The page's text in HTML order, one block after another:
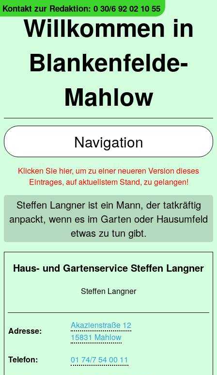
Willkommen in
Blankenfelde-
Mahlow
Kontakt zur Redaktion: 0 30/6 92 02 10 55
Navigation
Klicken Sie hier, um zu einer neueren Version dieses
Eintrages, auf aktuellstem Stand, zu gelangen!
Steffen Langner ist ein Mann, der tatkräftig
anpackt, wenn es im Garten oder Hausumfeld
etwas zu tun gibt.
Haus- und Gartenservice Steffen Langner
Steffen Langner
Adresse:
Akazienstraße 12
15831 Mahlow
Telefon:
01 74/7 54 00 11